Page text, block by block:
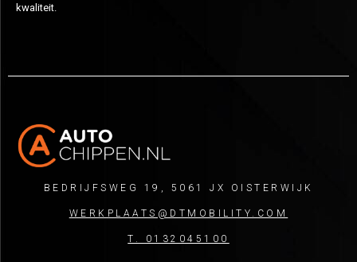
kwaliteit.
BEDRIJFSWEG 19, 5061 JX OISTERWIJK
WERKPLAATS@DTMOBILITY.COM
T. 0132045100